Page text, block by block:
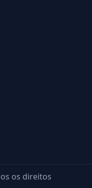
os direitos